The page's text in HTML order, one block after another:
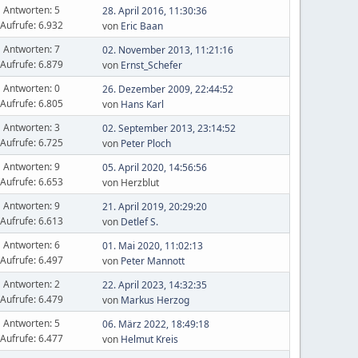
Antworten: 5
Aufrufe: 6.932
28. April 2016, 11:30:36
von Eric Baan
Antworten: 7
Aufrufe: 6.879
02. November 2013, 11:21:16
von Ernst_Schefer
Antworten: 0
Aufrufe: 6.805
26. Dezember 2009, 22:44:52
von Hans Karl
Antworten: 3
Aufrufe: 6.725
02. September 2013, 23:14:52
von Peter Ploch
Antworten: 9
Aufrufe: 6.653
05. April 2020, 14:56:56
von Herzblut
Antworten: 9
Aufrufe: 6.613
21. April 2019, 20:29:20
von Detlef S.
Antworten: 6
Aufrufe: 6.497
01. Mai 2020, 11:02:13
von Peter Mannott
Antworten: 2
Aufrufe: 6.479
22. April 2023, 14:32:35
von Markus Herzog
Antworten: 5
Aufrufe: 6.477
06. März 2022, 18:49:18
von Helmut Kreis